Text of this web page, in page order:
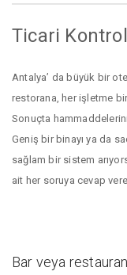
Ticari
Antalya’ da büyük bir
restorana, her işletme
Sonuçta
Geniş bir binayı ya da
sağlam bir sistem
ait her soruya cevap
Bar veya